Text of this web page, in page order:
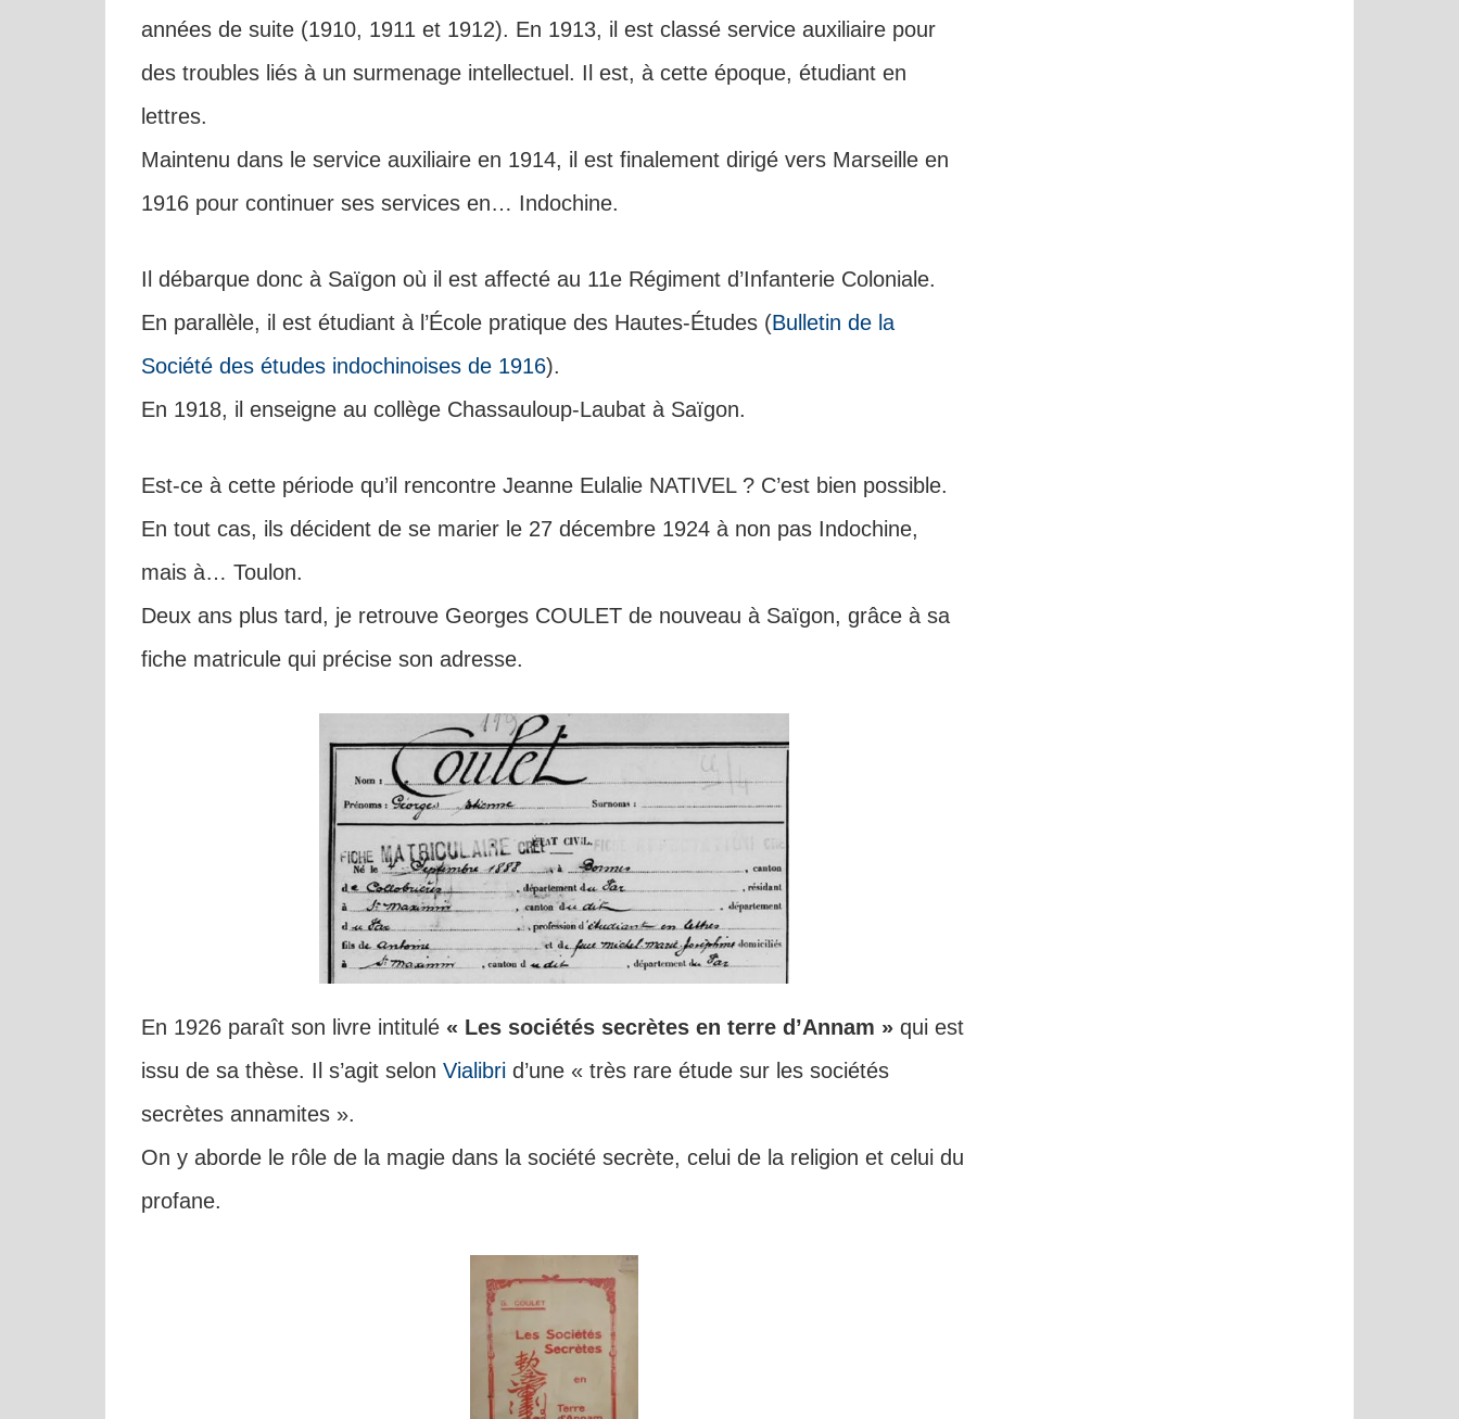
années de suite (1910, 1911 et 1912). En 1913, il est classé service auxiliaire pour
des troubles liés à un surmenage intellectuel. Il est, à cette époque, étudiant en
lettres.
Maintenu dans le service auxiliaire en 1914, il est finalement dirigé vers Marseille en
1916 pour continuer ses services en… Indochine.
Il débarque donc à Saïgon où il est affecté au 11e Régiment d’Infanterie Coloniale.
En parallèle, il est étudiant à l’École pratique des Hautes-Études (Bulletin de la
Société des études indochinoises de 1916).
En 1918, il enseigne au collège Chassauloup-Laubat à Saïgon.
Est-ce à cette période qu’il rencontre Jeanne Eulalie NATIVEL ? C’est bien possible.
En tout cas, ils décident de se marier le 27 décembre 1924 à non pas Indochine,
mais à… Toulon.
Deux ans plus tard, je retrouve Georges COULET de nouveau à Saïgon, grâce à sa
fiche matricule qui précise son adresse.
En 1926 paraît son livre intitulé « Les sociétés secrètes en terre d’Annam »qui est
issu de sa thèse. Il s’agit selon Vialibrid’une « très rare étude sur les sociétés
secrètes annamites ».
On y aborde le rôle de la magie dans la société secrète, celui de la religion et celui du
profane.